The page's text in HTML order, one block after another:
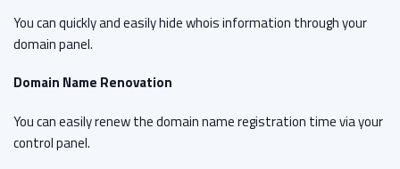
You can quickly and easily hide whois information through your
domain panel.
Domain Name Renovation
You can easily renew the domain name registration time via your
control panel.